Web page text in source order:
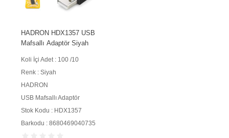
HADRON HDX1357 USB
Mafsallı Adaptör Siyah
Koli İçi Adet : 100 /10
Renk : Siyah
HADRON
USB Mafsallı Adaptör
Stok Kodu : HDX1357
Barkodu : 8680469040735